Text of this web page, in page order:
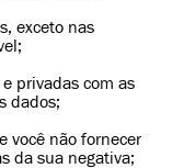
exceto nas
privadas com as
dados;
você não fornecer
da sua negativa;